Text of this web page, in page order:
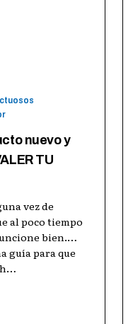
nuevo y
TU
vez de
al poco tiempo
bien.
guía para que
…